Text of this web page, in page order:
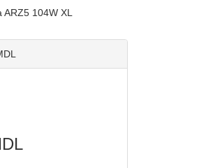
ARZ5 104W XL